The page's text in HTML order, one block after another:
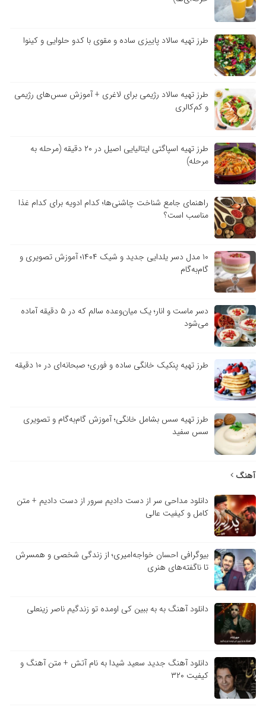
طرز تهیه سالاد پاییزی ساده و مقوی با کدو حلوایی و کینوا
طرز تهیه سالاد رژیمی برای لاغری + آموزش سس‌های رژیمی
و کم‌کالری
طرز تهیه اسپاگتی ایتالیایی اصیل در ۲۰ دقیقه (مرحله به
مرحله)
راهنمای جامع شناخت چاشنی‌ها؛ کدام ادویه برای کدام غذا
مناسب است؟
۱۰ مدل دسر یلدایی جدید و شیک ۱۴۰۴؛ آموزش تصویری و
گام‌به‌گام
دسر ماست و انار؛ یک میان‌وعده سالم که در ۵ دقیقه آماده
می‌شود
طرز تهیه پنکیک خانگی ساده و فوری؛ صبحانه‌ای در ۱۰ دقیقه
طرز تهیه سس بشامل خانگی؛ آموزش گام‌به‌گام و تصویری
سس سفید
آهنگ
دانلود مداحی سر از دست دادیم سرور از دست دادیم + متن
کامل و کیفیت عالی
بیوگرافی احسان خواجه‌امیری؛ از زندگی شخصی و همسرش
تا ناگفته‌های هنری
دانلود آهنگ به به ببین کی اومده تو زندگیم ناصر زینعلی
دانلود آهنگ جدید سعید شیدا به نام آتش + متن آهنگ و
کیفیت ۳۲۰